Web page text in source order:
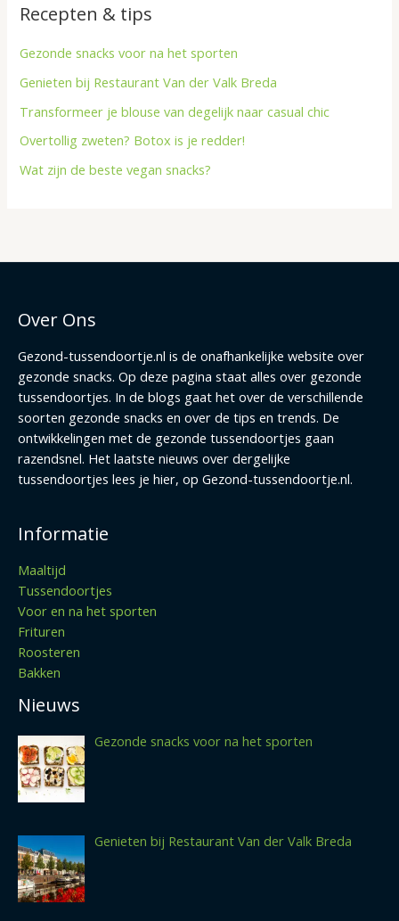
Recepten & tips
Gezonde snacks voor na het sporten
Genieten bij Restaurant Van der Valk Breda
Transformeer je blouse van degelijk naar casual chic
Overtollig zweten? Botox is je redder!
Wat zijn de beste vegan snacks?
Over Ons
Gezond-tussendoortje.nl is de onafhankelijke website over
gezonde snacks. Op deze pagina staat alles over gezonde
tussendoortjes. In de blogs gaat het over de verschillende
soorten gezonde snacks en over de tips en trends. De
ontwikkelingen met de gezonde tussendoortjes gaan
razendsnel. Het laatste nieuws over dergelijke
tussendoortjes lees je hier, op Gezond-tussendoortje.nl.
Informatie
Maaltijd
Tussendoortjes
Voor en na het sporten
Frituren
Roosteren
Bakken
Nieuws
Gezonde snacks voor na het sporten
Genieten bij Restaurant Van der Valk Breda